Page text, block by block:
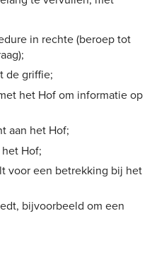
in rechte (beroep tot
de griffie;
het Hof om informatie op
aan het Hof;
Hof;
voor een betrekking bij het
bijvoorbeeld om een